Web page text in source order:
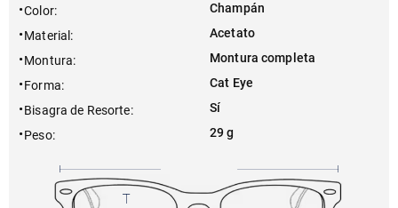
Color:
Champán
Material :
Acetato
Montura:
Montura completa
Forma:
Cat Eye
Bisagra de Resorte:
Sí
Peso: 29 g